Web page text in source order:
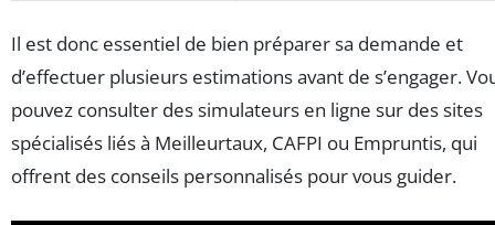
Il est donc essentiel de bien préparer sa demande et
d’effectuer plusieurs estimations avant de s’engager.
pouvez consulter des simulateurs en ligne sur des sites
spécialisés liés à Meilleurtaux, CAFPI ou Empruntis, qui
offrent des conseils personnalisés pour vous guider.